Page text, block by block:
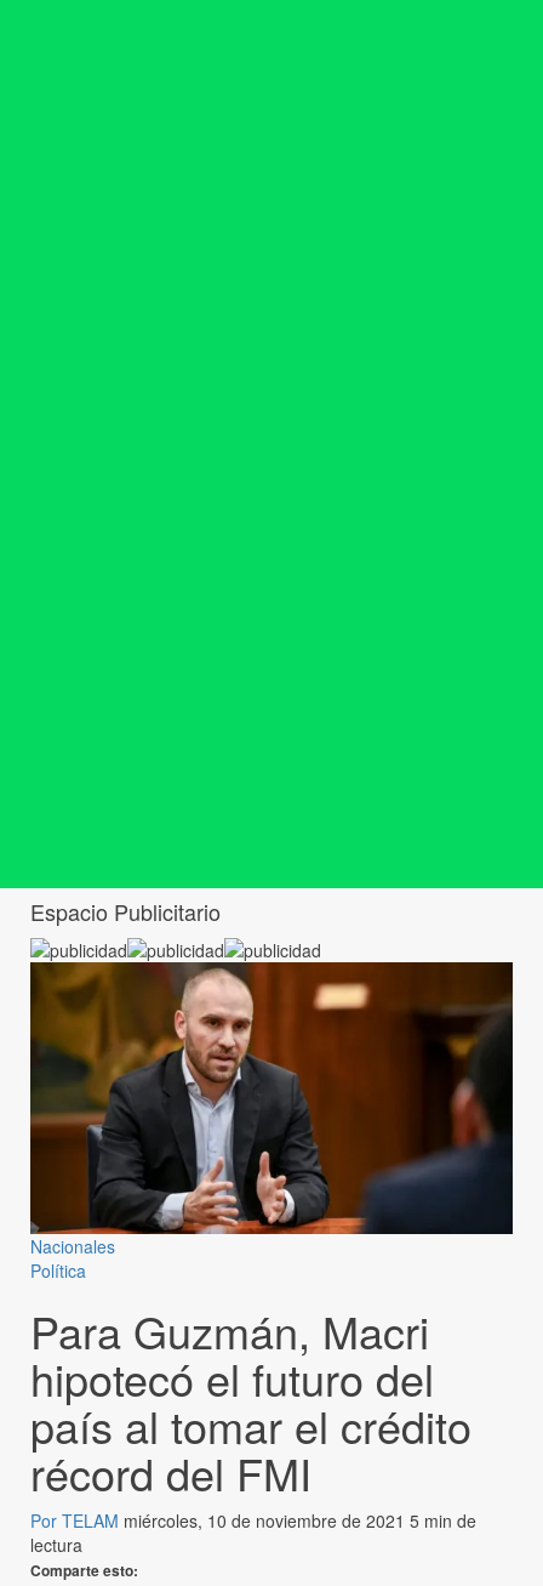
Espacio Publicitario
Nacionales
Política
Para Guzmán, Macri
hipotecó el futuro del
país al tomar el crédito
récord del FMI
Por TELAM miércoles, 10 de noviembre de 2021 5 min de
lectura
Comparte esto: